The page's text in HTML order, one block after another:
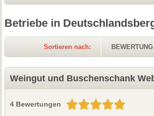
Betriebe in
Sortieren nach: BEWERTUNG
Weingut und Buschenschank
4 Bewertungen